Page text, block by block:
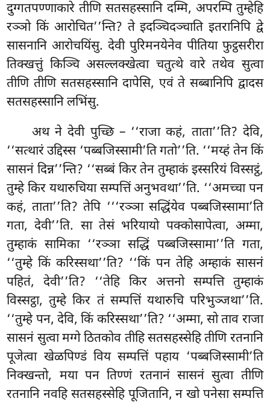
दुग्गतपण्णाकारे तीणि सतसहस्सानि दम्मि, अपरम्पि तुम्हेहि
रञ्ञो किं आरोचित’’न्ति? ते इदञ्चिदञ्चातिइतरानिपि द्वे
सासनानि आरोचयिंसु. देवी पुरिमनयेनेव पीतिया फुट्ठसरीरा
तिक्खत्तुं किञ्चि असल्लक्खेत्वा चतुत्थे वारे तथेव सुत्वा
तीणि तीणि सतसहस्सानि दापेसि, एवं ते सब्बानिपि द्वादस
सतसहस्सानि लभिंसु.
अथने देवी पुच्छि – ‘‘राजा कहं, ताता’’ति? देवि,
‘‘सत्थारं उद्दिस्स ‘पब्बजिस्सामी’ति गतो’’ति. ‘‘मय्हं तेन किं
सासनं दिन्न’’न्ति? ‘‘सब्बं किर तेन तुम्हाकं इस्सरियं विस्सट्ठं,
तुम्हे किर यथारुचिया सम्पत्तिं अनुभवथा’’ति. ‘‘अमच्चा पन
कहं, ताता’’ति? तेपि ‘‘‘रञ्ञा सद्धिंयेव पब्बजिस्सामा’ति
गता, देवी’’ति. सा तेसं भरियायो पक्कोसापेत्वा, अम्मा,
तुम्हाकं सामिका ‘‘रञ्ञा सद्धिं पब्बजिस्सामा’’ति गता,
‘‘तुम्हे किं करिस्सथा’’ति? ‘‘किं पन तेहि अम्हाकं सासनं
पहितं, देवी’’ति? ‘‘तेहि किर अत्तनो सम्पत्ति तुम्हाकं
विस्सट्ठा, तुम्हे किर तं सम्पत्तिं यथारुचि परिभुञ्जथा’’ति.
‘‘तुम्हे पन, देवि, किं करिस्सथा’’ति? ‘‘अम्मा, सो ताव राजा
सासनं सुत्वा मग्गे ठितकोव तीहि सतसहस्सेहि तीणि रतनानि
पूजेत्वा खेळपिण्डं विय सम्पत्तिं पहाय ‘पब्बजिस्सामी’ति
निक्खन्तो, मया पन तिण्णं रतनानं सासनं सुत्वा तीणि
रतनानि नवहि सतसहस्सेहि पूजितानि, न खो पनेसा सम्पत्ति